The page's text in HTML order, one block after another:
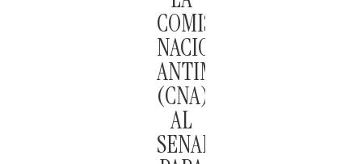
COMISIÓN
NACIONAL
ANTIMONOPOLIO
(CNA)
AL
SENADO